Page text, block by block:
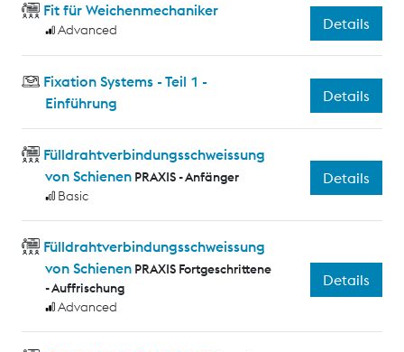
Fit für Weichenmechaniker
Advanced Details
Fixation Systems - Teil 1 -
Einführung
Details
Fülldrahtverbindungsschweissung
von Schienen PRAXIS - Anfänger
Basic
Details
Fülldrahtverbindungsschweissung
von Schienen PRAXIS Fortgeschrittene
- Auffrischung
Advanced
Details